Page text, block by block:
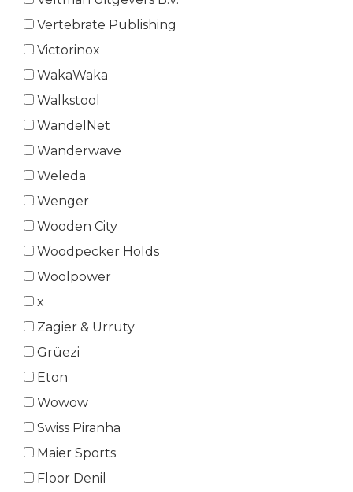
Vertebrate Publishing
Victorinox
WakaWaka
Walkstool
WandelNet
Wanderwave
Weleda
Wenger
Wooden City
Woodpecker Holds
Woolpower
x
Zagier & Urruty
Grüezi
Eton
Wowow
Swiss Piranha
Maier Sports
Floor Denil